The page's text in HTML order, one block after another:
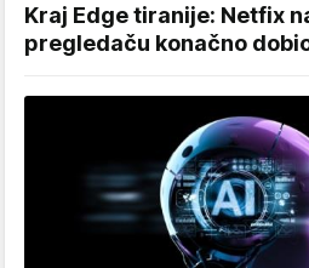
Kraj Edge tiranije: Netfix
pregledaču konačno